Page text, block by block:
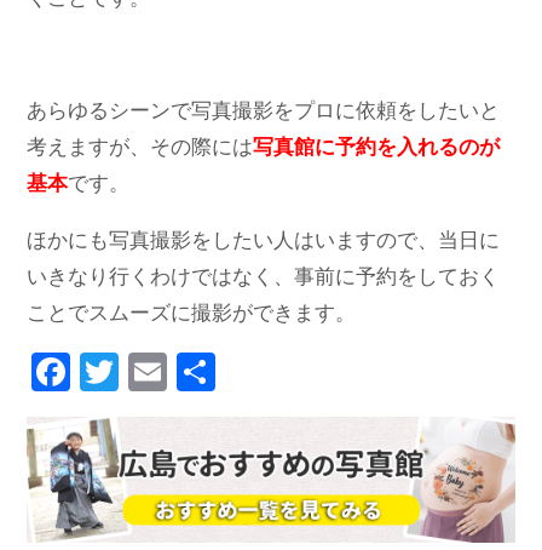
あらゆるシーンで写真撮影をプロに依頼をしたいと
考えますが、その際には写真館に予約を入れるのが
基本です。
ほかにも写真撮影をしたい人はいますので、当日に
いきなり行くわけではなく、事前に予約をしておく
ことでスムーズに撮影ができます。
F
a
c
e
b
T
wi
tt
er
E
m
ail
有